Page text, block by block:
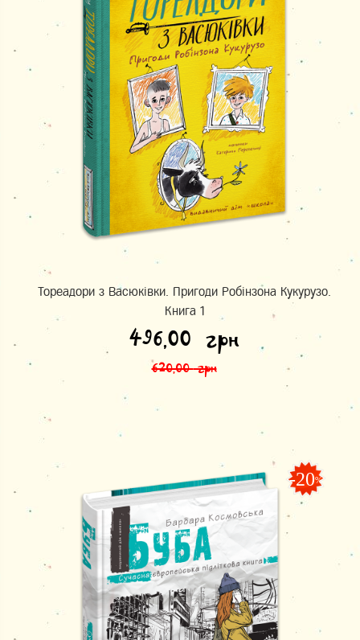
Тореадори з Васюківки. Пригоди Робінзона Кукурузо.
Книга 1
620,00грн
Оригінальна ціна: 620,00 грн.
496,00 грн
Поточна ціна: 496,00 грн.
-20%